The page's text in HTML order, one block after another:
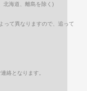
北海道、離島を除く)
って異なりますので、追って
絡となります。